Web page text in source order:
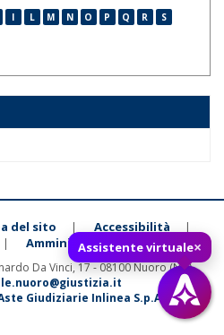
I L M N O P Q R
S
del sito | Accessibilità |
| Amministrazione
Da Vinci, 17 - 08100 Nuoro (NU)
Giudiziarie Inlinea S.p.A.
Assistente virtuale×